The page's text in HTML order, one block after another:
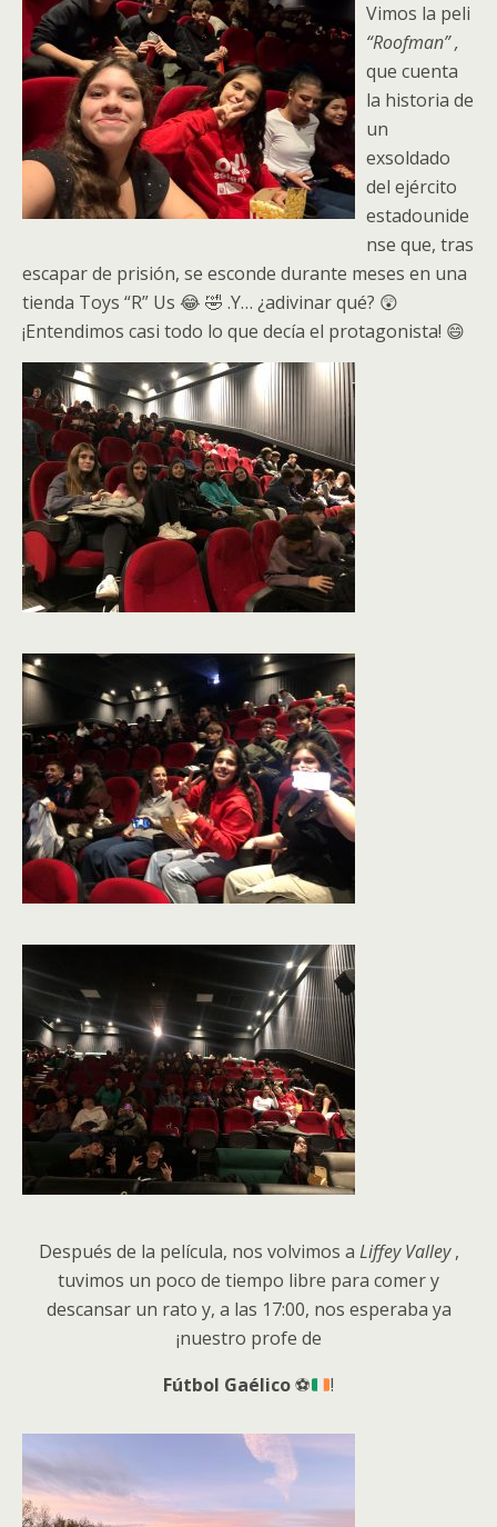
Vimos la peli
“Roofman” ,
que cuenta
la historia de
un
exsoldado
del ejército
estadounide
nse que, tras
escapar de prisión, se esconde durante meses en una
tienda Toys “R” Us 😂 🤣 .Y… ¿adivinar qué? 😲
¡Entendimos casi todo lo que decía el protagonista! 😄
Después de la película, nos volvimos a Liffey Valley,
tuvimos un poco de tiempo libre para comer y
descansar un rato y, a las 17:00, nos esperaba ya
¡nuestro profe de
Fútbol Gaélico⚽ !